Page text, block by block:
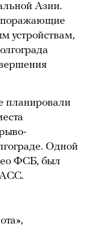
Азии.
поражающие
устройствам,
планировали
Одной
ФСБ, был